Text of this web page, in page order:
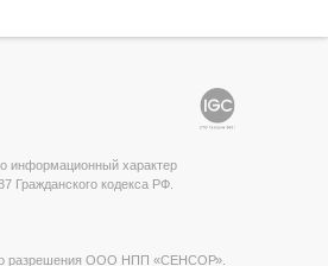
информационный характер
Гражданского кодекса РФ.
разрешения ООО НПП «СЕНСОР».